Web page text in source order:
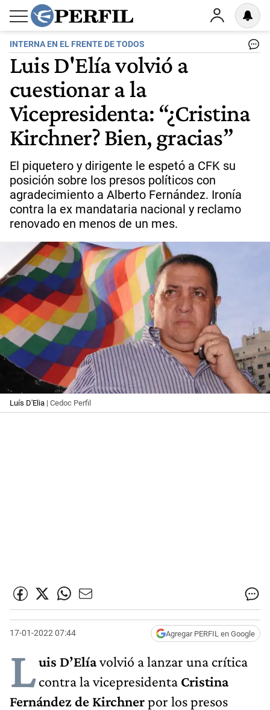
INTERNA EN EL FRENTE DE TODOS
Luis D'Elía volvió a
cuestionar a la
Vicepresidenta: “¿Cristina
Kirchner? Bien, gracias”
El piquetero y dirigente le espetó a CFK su
posición sobre los presos políticos con
agradecimiento a Alberto Fernández. Ironía
contra la ex mandataria nacional y reclamo
renovado en menos de un mes.
Luís D'Elia | Cedoc Perfil
17-01-2022 07:44 Agregar PERFIL en Google
Luis D’Elíavolvió a lanzar una crítica
contra la vicepresidenta Cristina
Fernández de Kirchnerpor los presos